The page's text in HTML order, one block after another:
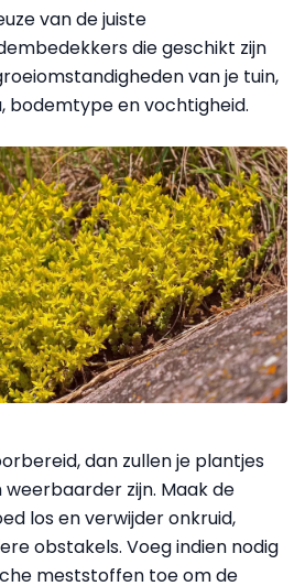
van de juiste
die geschikt zijn
van je tuin,
bodemtype en vochtigheid.
dan zullen je plantjes
zijn. Maak de
los en verwijder onkruid,
obstakels. Voeg indien nodig
meststoffen toe om de